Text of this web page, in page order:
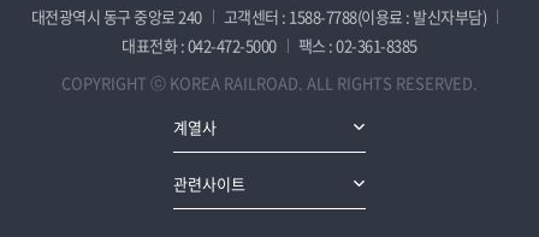
대전광역시 동구 중앙로 240
고객센터 : 1588-7788(이용료 : 발신자부담)
대표전화 : 042-472-5000
팩스 : 02-361-8385
COPYRIGHT ⓒ KOREA RAILROAD. ALL RIGHTS RESERVED.
계열사
관련사이트